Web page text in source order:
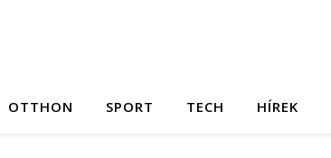
OTTHON SPORT TECH HÍREK